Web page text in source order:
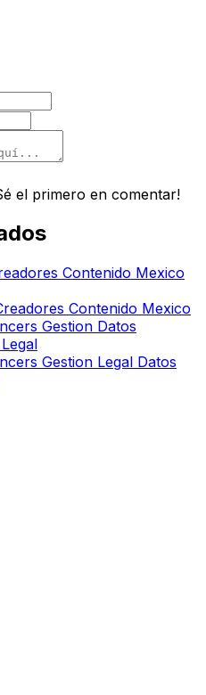
el primero en comentar!
Contenido Mexico
Contenido Mexico
Gestion Datos
Gestion Legal Datos